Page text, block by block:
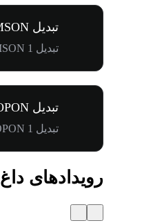
تبدیل HIMSON به JPY
تبدیل 1 HIMSON به 円4.91K
تبدیل SHOPON به USD
تبدیل 1 SHOPON به $150.30
رویدادهای داغ